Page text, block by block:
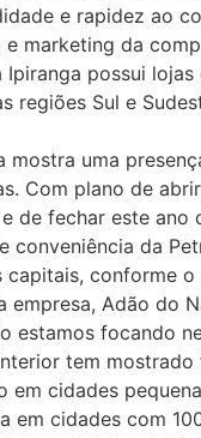
e rapidez ao
marketing da
Ipiranga possui
regiões Sul e
mostra uma
Com plano de
de fechar este ano
conveniência da
capitais, conforme
empresa, Adão do
estamos focando
tem mostrado
em cidades
em cidades com